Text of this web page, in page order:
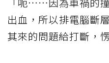
出血，所以排電腦斷
其來的問題給打斷，